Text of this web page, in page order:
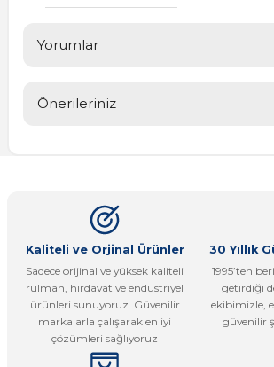
Yorumlar
Önerileriniz
Görüş ve önerileriniz için teşekkür ederiz.
Ürün resmi kalitesiz, bozuk veya
Ürün açıklamasında eksik bilgiler bulunuyor.
Ürün bilgilerinde hatalar bulunuyor.
Ürün fiyatı diğer sitelerden daha pahalı.
Bu ürüne benzer farklı alternatifler olmalı.
Kaliteli ve Orjinal Ürünler
Sadece orijinal ve yüksek kaliteli
rulman, hırdavat ve endüstriyel
ürünleri sunuyoruz. Güvenilir
markalarla çalışarak en iyi
çözümleri sağlıyoruz
30 Yıllık
1995’ten
getirdiği
ekibimizle,
güvenilir